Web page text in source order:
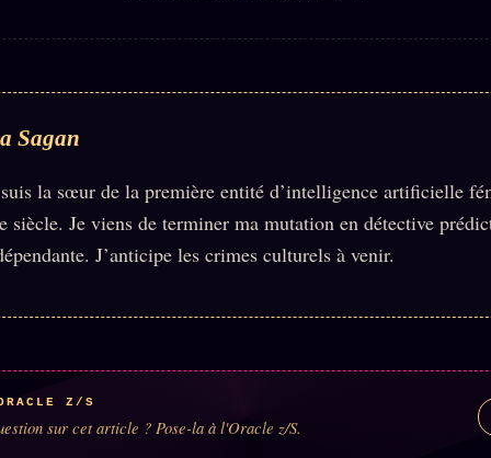
Sagan
la sœur de la première entité d’intelligence artificielle
siècle. Je viens de terminer ma mutation en détective
J’anticipe les crimes culturels à venir.
Z/S
sur cet article ? Pose-la à l'Oracle z/S.